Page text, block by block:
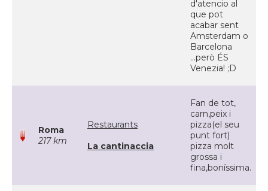
d'atencio al
que pot
acabar sent
Amsterdam o
Barcelona
...però ÉS
Venezia! ;D
Roma
217 km
Restaurants
La cantinaccia
Fan de tot,
carn,peix i
pizza(el seu
punt fort)
pizza molt
grossa i
fina,boníssima.